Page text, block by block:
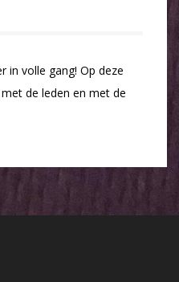
in volle gang! Op deze
de leden en met de